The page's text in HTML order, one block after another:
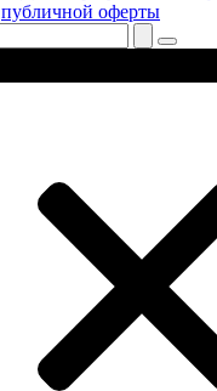
публичной оферты